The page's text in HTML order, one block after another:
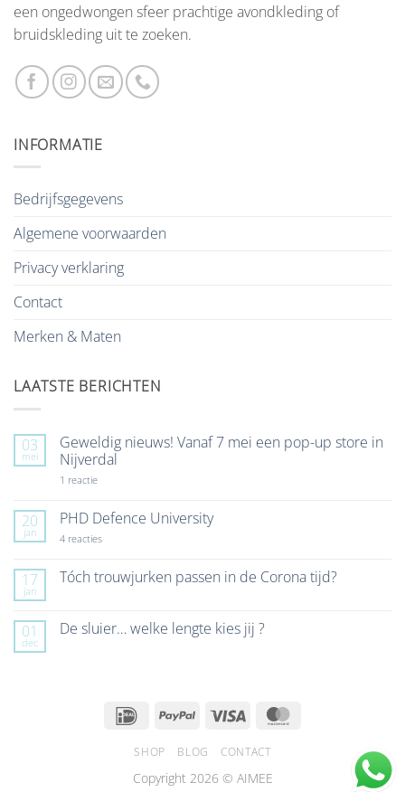
een ongedwongen sfeer prachtige avondkleding of
bruidskleding uit te zoeken.
INFORMATIE
Bedrijfsgegevens
Algemene voorwaarden
Privacy verklaring
Contact
Merken & Maten
LAATSTE BERICHTEN
03
mei
Geweldig nieuws! Vanaf 7 mei een pop-up store in
Nijverdal
1 reactieop
Vanaf
7
mei
up
store
20
jan
PHD Defence University
4 reactiesop
University
17
jan
Tóch trouwjurken passen in de Corona tijd?
Tóch
01
dec
De sluier… welke lengte kies jij ?
IDeal PayPal Visa
SHOP BLOG CONTACT
Copyright 2026 © AIMEE